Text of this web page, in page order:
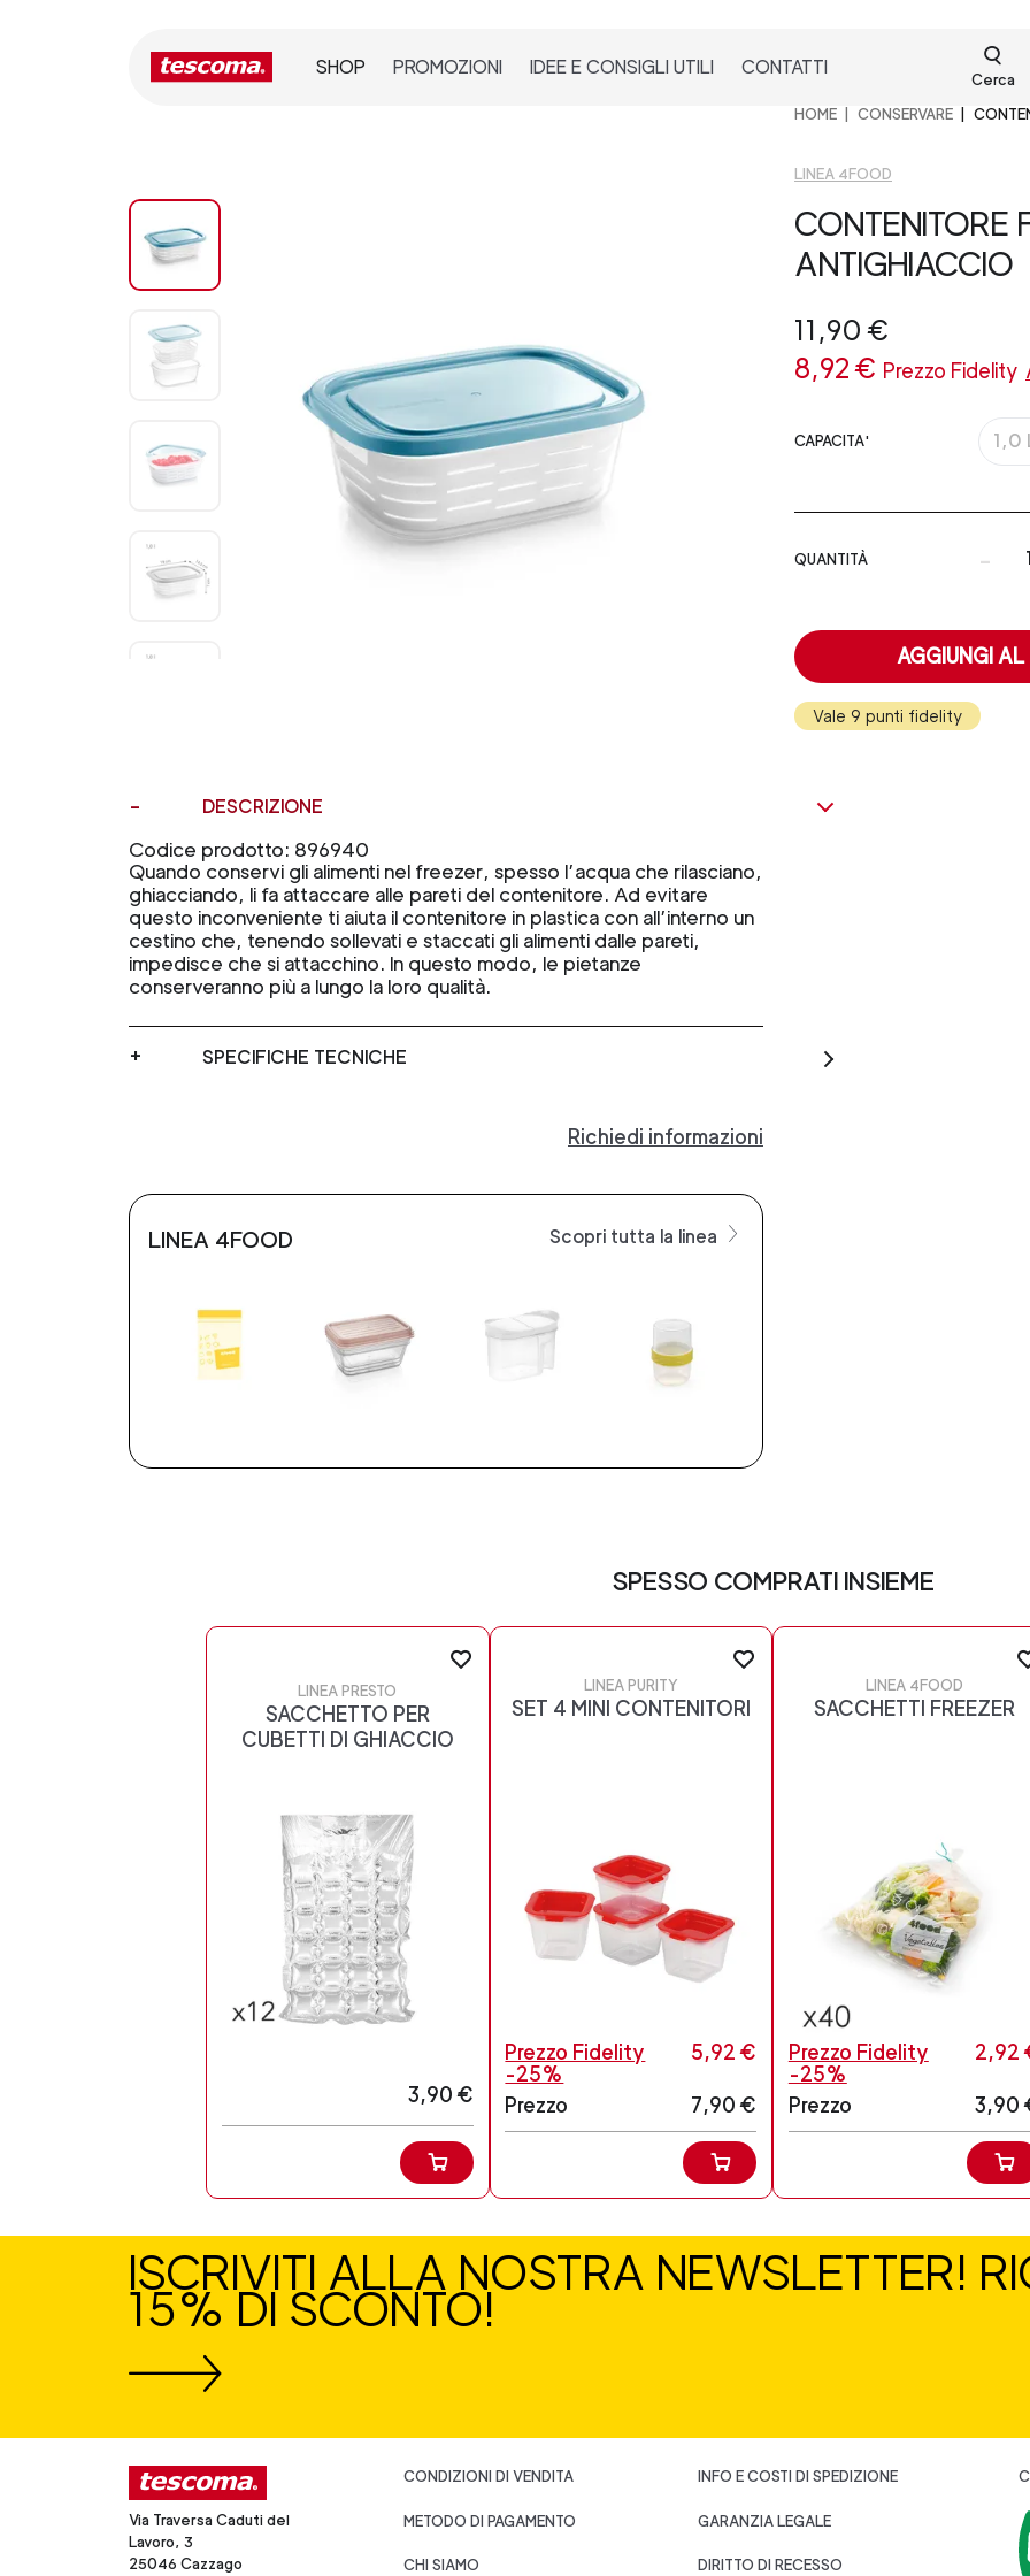
SHOP PROMOZIONI IDEE E CONSIGLI UTILI CONTATTI
Cerca
DESCRIZIONE
Codice prodotto: 896940
Quando conservi gli alimenti nel freezer, spesso l’acqua che rilasciano,
ghiacciando, li fa attaccare alle pareti del contenitore. Ad evitare
questo inconveniente ti aiuta il contenitore in plastica con all’interno un
cestino che, tenendo sollevati e staccati gli alimenti dalle pareti,
impedisce che si attacchino. In questo modo, le pietanze
conserveranno più a lungo la loro qualità.
SPECIFICHE TECNICHE
Richiedi informazioni
LINEA 4FOOD Scopri tutta la linea
HOME CONSERVARE
LINEA 4FOOD
CONTENITORE
ANTIGHIACCIO
11,90 €
8,92 € Prezzo Fidelity
CAPACITA' 1,0
QUANTITÀ -
AGGIUNGI AL
Vale 9 punti fidelity
SPESSO COMPRATI INSIEME
LINEA PRESTO
SACCHETTO PER
CUBETTI DI GHIACCIO
3,90 €
LINEA PURITY
SET 4 MINI CONTENITORI
Prezzo Fidelity
-25%
5,92 €
Prezzo 7,90 €
LINEA 4FOOD
SACCHETTI FREEZER
Prezzo Fidelity
-25%
2,92
Prezzo 3,90
ISCRIVITI ALLA NOSTRA NEWSLETTER!
15% DI SCONTO!
Via Traversa Caduti del
Lavoro, 3
25046 Cazzago
CONDIZIONI DI VENDITA
METODO DI PAGAMENTO
CHI SIAMO
INFO E COSTI DI SPEDIZIONE
GARANZIA LEGALE
DIRITTO DI RECESSO